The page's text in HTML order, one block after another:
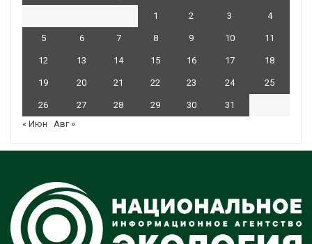
1 2 3 4
5 6 7 8 9 10 11
12 13 14 15 16 17 18
19 20 21 22 23 24 25
26 27 28 29 30
31
« Июн
Авг »